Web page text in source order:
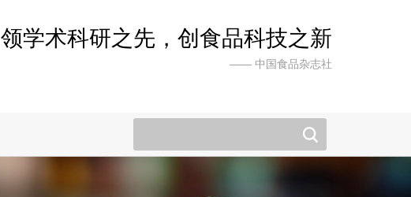
领学术科研之先，创食品科技之新
—— 中国食品杂志社